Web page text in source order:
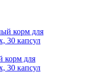
корм для
30 капсул